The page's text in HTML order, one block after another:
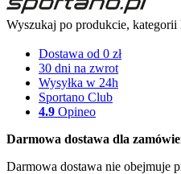
Wyszukaj po produkcie, kategorii
Dostawa od 0 zł
30 dni na zwrot
Wysyłka w 24h
Sportano Club
4.9 Opineo
Darmowa dostawa dla
Darmowa dostawa nie obejmuje